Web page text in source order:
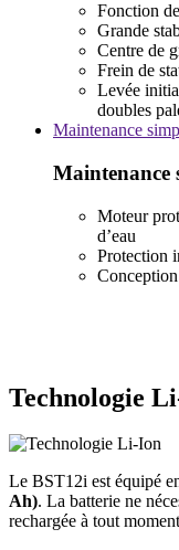
Fonction
Grande
Centre de
Frein de
Levée
doubles
Maintenance
Maintenance
Moteur
d’eau
Protection
Conception
Technologie
Le BST12i est équipé
Ah). La batterie ne
rechargée à tout